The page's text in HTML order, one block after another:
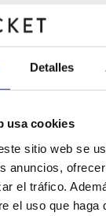
Detalles
usa cookies
sitio web se
anuncios,
el tráfico.
el uso que haga